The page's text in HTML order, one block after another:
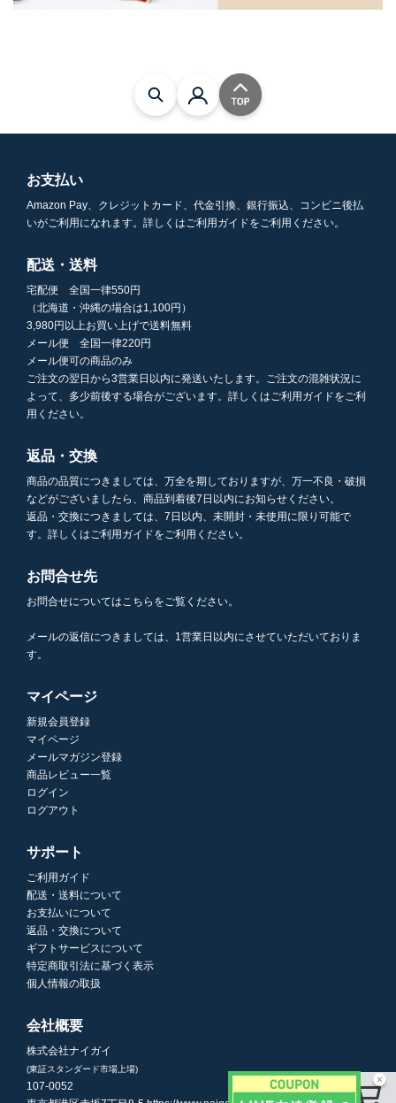
お支払い
Amazon Pay、クレジットカード、代金引換、銀行振込、コンビニ後払
いがご利用になれます。詳しくはご利用ガイドをご利用ください。
配送・送料
宅配便 全国一律550円
（北海道・沖縄の場合は1,100円）
3,980円以上お買い上げで送料無料
メール便 全国一律220円
メール便可の商品のみ
ご注文の翌日から3営業日以内に発送いたします。ご注文の混雑状況に
よって、多少前後する場合がございます。詳しくはご利用ガイドをご利
用ください。
返品・交換
商品の品質につきましては、万全を期しておりますが、万一不良・破損
などがございましたら、商品到着後7日以内にお知らせください。
返品・交換につきましては、7日以内、未開封・未使用に限り可能で
す。詳しくはご利用ガイドをご利用ください。
お問合せ先
お問合せについてはこちらをご覧ください。
メールの返信につきましては、1営業日以内にさせていただいておりま
す。
マイページ
新規会員登録
マイページ
メールマガジン登録
商品レビュー一覧
ログイン
ログアウト
サポート
ご利用ガイド
配送・送料について
お支払いについて
返品・交換について
ギフトサービスについて
特定商取引法に基づく表示
個人情報の取扱
会社概要
株式会社ナイガイ
(東証スタンダード市場上場)
107-0052